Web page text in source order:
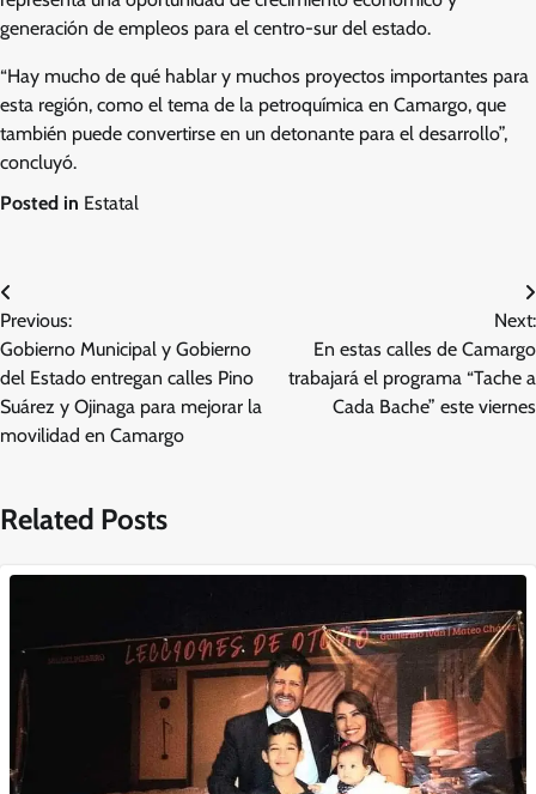
generación de empleos para el centro-sur del estado.
“Hay mucho de qué hablar y muchos proyectos importantes para
esta región, como el tema de la petroquímica en Camargo, que
también puede convertirse en un detonante para el desarrollo”,
concluyó.
Posted in Estatal
Navegación
de
entradas
Previous:
Gobierno Municipal y Gobierno
del Estado entregan calles Pino
Suárez y Ojinaga para mejorar la
movilidad en Camargo
Next:
En estas calles de Camargo
trabajará el programa “Tache a
Cada Bache” este viernes
Related Posts